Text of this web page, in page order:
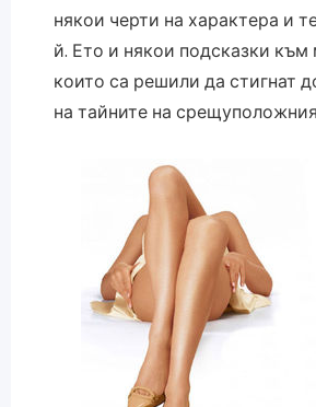
някои черти на характера и
й. Ето и някои подсказки
които са решили да стигнат
на тайните на